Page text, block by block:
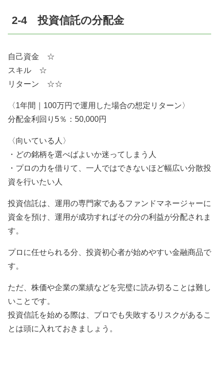
2-4 投資信託の分配金
自己資金 ☆
スキル ☆
リターン ☆☆
〈1年間｜100万円で運用した場合の想定リターン〉
分配金利回り5％：50,000円
〈向いている人〉
・どの銘柄を選べばよいか迷ってしまう人
・プロの力を借りて、一人ではできないほど幅広い分散投
資を行いたい人
投資信託は、運用の専門家であるファンドマネージャーに
資金を預け、運用が成功すればその分の利益が分配されま
す。
プロに任せられる分、投資初心者が始めやすい金融商品で
す。
ただ、株価や企業の業績などを完璧に読み切ることは難し
いことです。
投資信託を始める際は、プロでも失敗するリスクがあるこ
とは頭に入れておきましょう。